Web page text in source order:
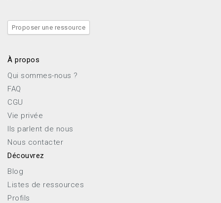
Proposer une ressource
À propos
Qui sommes-nous ?
FAQ
CGU
Vie privée
Ils parlent de nous
Nous contacter
Découvrez
Blog
Listes de ressources
Profils